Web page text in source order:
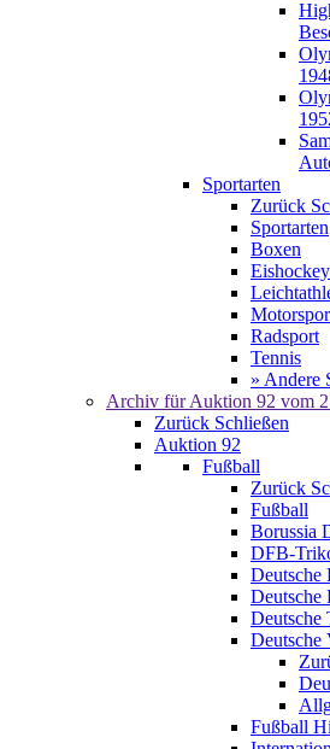
Sportarten
Zurück
Sportarten
Boxen
Radsport
Tennis
» Andere
Archiv für Auktion 92 vom
Zurück Schließen
Auktion 92
Fußball
Zurück
Fußball
Borussia
DFB-
Deutsche
Deutsche
Deutsche
Deutsche
Fußball